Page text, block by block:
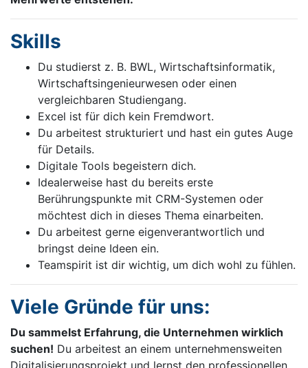
Skills
Du studierst z. B. BWL, Wirtschaftsinformatik,
Wirtschaftsingenieurwesen oder einen
vergleichbaren Studiengang.
Excel ist für dich kein Fremdwort.
Du arbeitest strukturiert und hast ein gutes Auge
für Details.
Digitale Tools begeistern dich.
Idealerweise hast du bereits erste
Berührungspunkte mit CRM-Systemen oder
möchtest dich in dieses Thema einarbeiten.
Du arbeitest gerne eigenverantwortlich und
bringst deine Ideen ein.
Teamspirit ist dir wichtig, um dich wohl zu fühlen.
Viele Gründe für uns:
Du sammelst Erfahrung, die Unternehmen wirklich
suchen! Du arbeitest an einem unternehmensweiten